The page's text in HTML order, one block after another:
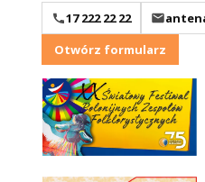
17 222 22 22
Otwórz formularz